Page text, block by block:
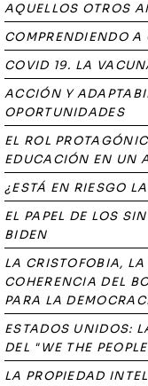
AQUELLOS OTROS
COMPRENDIENDO A
COVID 19. LA
ACCIÓN Y
OPORTUNIDADES
EL ROL
EDUCACIÓN EN UN
¿ESTÁ EN RIESGO
EL PAPEL DE LOS
BIDEN
LA CRISTOFOBIA,
COHERENCIA DEL
PARA LA
ESTADOS UNIDOS:
DEL "WE THE
LA PROPIEDAD